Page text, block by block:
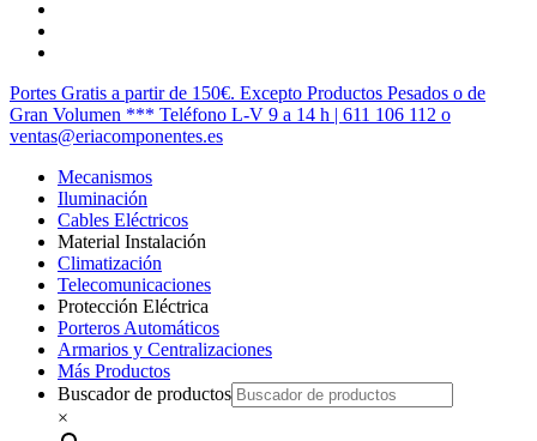
Cerrar
Menú
Portes Gratis a partir de 150€. Excepto Productos Pesados o de
Gran Volumen *** Teléfono L-V 9 a 14 h | 611 106 112 o
ventas@eriacomponentes.es
Mecanismos
Iluminación
Cables Eléctricos
Material Instalación
Climatización
Telecomunicaciones
Protección Eléctrica
Porteros Automáticos
Armarios y Centralizaciones
Más Productos
Buscador de productos
×